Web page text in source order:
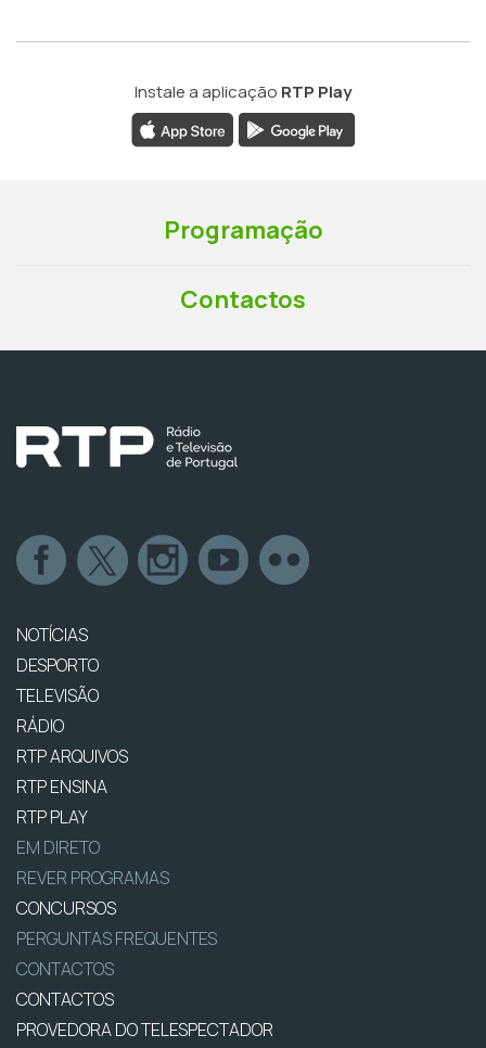
Instale a aplicação RTP Play
Programação
Contactos
NOTÍCIAS
DESPORTO
TELEVISÃO
RÁDIO
RTP ARQUIVOS
RTP ENSINA
RTP PLAY
EM DIRETO
REVER PROGRAMAS
CONCURSOS
PERGUNTAS FREQUENTES
CONTACTOS
CONTACTOS
PROVEDORA DO TELESPECTADOR